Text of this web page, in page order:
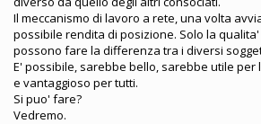
Il meccanismo di lavoro a rete, una volta
possibile rendita di posizione. Solo la
possono fare la differenza tra i diversi
E' possibile, sarebbe bello, sarebbe utile per
e vantaggioso per tutti.
Si puo' fare?
Vedremo.